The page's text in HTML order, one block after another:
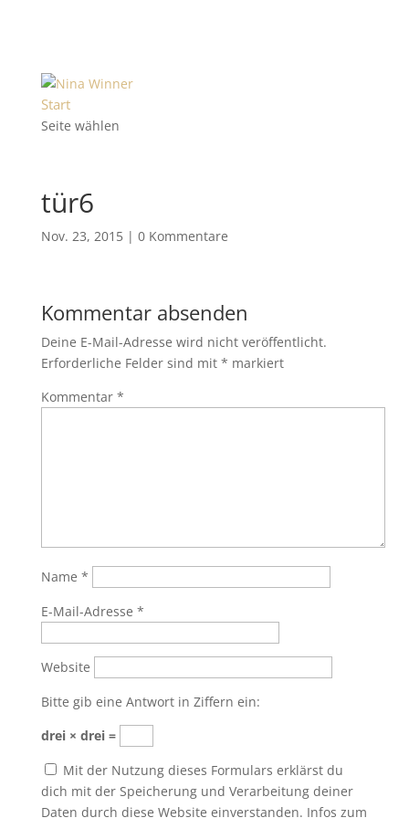
Start
Seite wählen
tür6
Nov. 23, 2015| 0 Kommentare
Kommentar absenden
Deine E-Mail-Adresse wird nicht veröffentlicht.
Erforderliche Felder sind mit * markiert
Kommentar *
Name *
E-Mail-Adresse *
Website
Bitte gib eine Antwort in Ziffern ein:
drei × drei =
Mit der Nutzung dieses Formulars erklärst du
dich mit der Speicherung und Verarbeitung deiner
Daten durch diese Website einverstanden. Infos zum